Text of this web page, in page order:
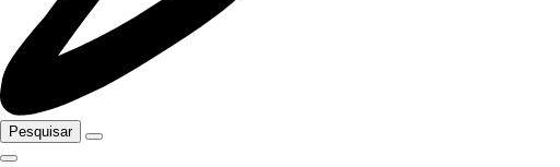
Pesquisar